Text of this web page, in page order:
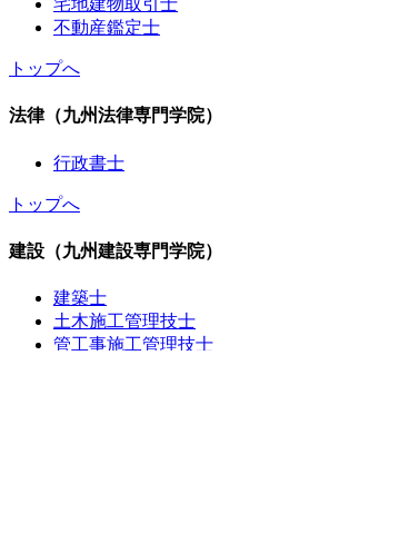
宅地建物取引士
不動産鑑定士
トップへ
法律（九州法律専門学院）
行政書士
トップへ
建設（九州建設専門学院）
建築士
土木施工管理技士
管工事施工管理技士